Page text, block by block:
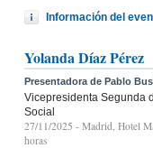
Información del
Yolanda Díaz Pérez
Presentadora de Pablo
Vicepresidenta Segunda
Social
27/11/2025 - Madrid, Hotel
horas